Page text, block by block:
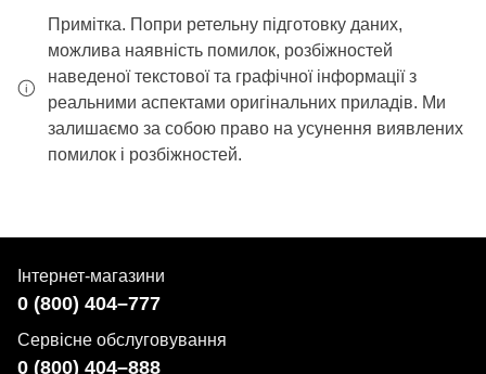
Примітка. Попри ретельну підготовку даних,
можлива наявність помилок, розбіжностей
наведеної текстової та графічної інформації з
реальними аспектами оригінальних приладів. Ми
залишаємо за собою право на усунення виявлених
помилок і розбіжностей.
Інтернет-магазини
0 (800) 404–777
Сервісне обслуговування
0 (800) 404–888